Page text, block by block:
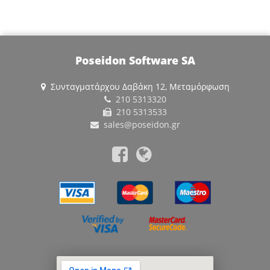
Poseidon Software SA
Συνταγματάρχου Δαβάκη 12, Μεταμόρφωση
210 5313320
210 5313533
sales@poseidon.gr